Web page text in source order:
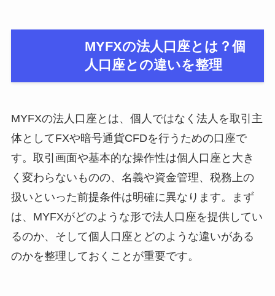
MYFXの法人口座とは？個
人口座との違いを整理
MYFXの法人口座とは、個人ではなく法人を取引主
体としてFXや暗号通貨CFDを行うための口座で
す。取引画面や基本的な操作性は個人口座と大き
く変わらないものの、名義や資金管理、税務上の
扱いといった前提条件は明確に異なります。まず
は、MYFXがどのような形で法人口座を提供してい
るのか、そして個人口座とどのような違いがある
のかを整理しておくことが重要です。